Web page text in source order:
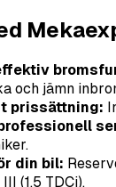
och jämn
prissättning:
din bil:
(1.5 TDCi).